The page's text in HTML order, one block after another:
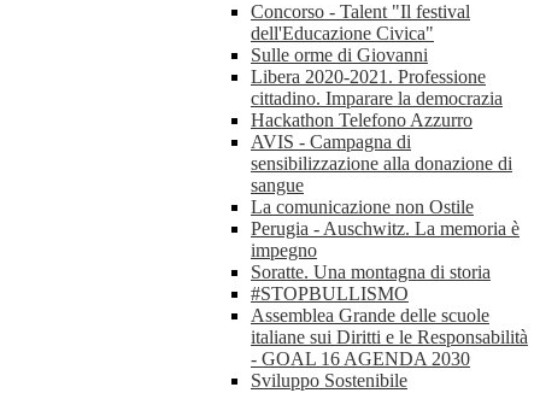
Concorso - Talent "Il festival
dell'Educazione Civica"
Sulle orme di Giovanni
Libera 2020-2021. Professione
cittadino. Imparare la democrazia
Hackathon Telefono Azzurro
AVIS - Campagna di
sensibilizzazione alla donazione di
sangue
La comunicazione non Ostile
Perugia - Auschwitz. La memoria è
impegno
Soratte. Una montagna di storia
#STOPBULLISMO
Assemblea Grande delle scuole
italiane sui Diritti e le Responsabilità
- GOAL 16 AGENDA 2030
Sviluppo Sostenibile